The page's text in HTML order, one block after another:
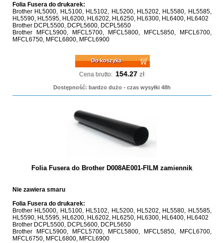
Folia Fusera do drukarek:
Brother HL5000, HL5100, HL5102, HL5200, HL5202, HL5580, HL5585,
HL5590, HL5595, HL6200, HL6202, HL6250, HL6300, HL6400, HL6402
Brother DCPL5500, DCPL5600, DCPL5650
Brother MFCL5900, MFCL5700, MFCL5800, MFCL5850, MFCL6700,
MFCL6750, MFCL6800, MFCL6900
Do koszyka
Cena brutto: 154.27 zł
Dostępność: bardzo dużo - czas wysyłki 48h
Folia Fusera do Brother D008AE001-FILM zamiennik
Nie zawiera smaru
Folia Fusera do drukarek:
Brother HL5000, HL5100, HL5102, HL5200, HL5202, HL5580, HL5585,
HL5590, HL5595, HL6200, HL6202, HL6250, HL6300, HL6400, HL6402
Brother DCPL5500, DCPL5600, DCPL5650
Brother MFCL5900, MFCL5700, MFCL5800, MFCL5850, MFCL6700,
MFCL6750, MFCL6800, MFCL6900